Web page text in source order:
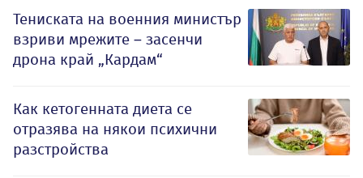
Тениската на военния министър
взриви мрежите – засенчи
дрона край „Кардам“
Как кетогенната диета се
отразява на някои психични
разстройства